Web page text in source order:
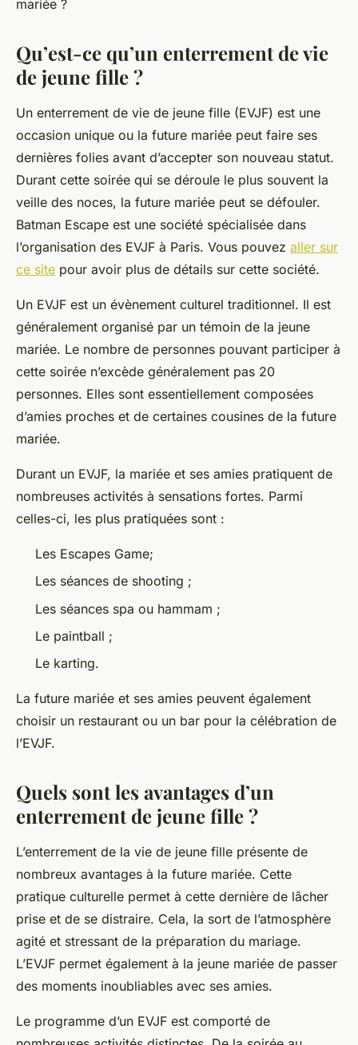
mariée ?
Qu’est-ce qu’un enterrement de vie
de jeune fille ?
Un enterrement de vie de jeune fille (EVJF) est une
occasion unique ou la future mariée peut faire ses
dernières folies avant d’accepter son nouveau statut.
Durant cette soirée qui se déroule le plus souvent la
veille des noces, la future mariée peut se défouler.
Batman Escape est une société spécialisée dans
l’organisation des EVJF à Paris. Vous pouvez aller sur
ce site pour avoir plus de détails sur cette société.
Un EVJF est un évènement culturel traditionnel. Il est
généralement organisé par un témoin de la jeune
mariée. Le nombre de personnes pouvant participer à
cette soirée n’excède généralement pas 20
personnes. Elles sont essentiellement composées
d’amies proches et de certaines cousines de la future
mariée.
Durant un EVJF, la mariée et ses amies pratiquent de
nombreuses activités à sensations fortes. Parmi
celles-ci, les plus pratiquées sont :
Les Escapes Game;
Les séances de shooting ;
Les séances spa ou hammam ;
Le paintball ;
Le karting.
La future mariée et ses amies peuvent également
choisir un restaurant ou un bar pour la célébration de
l’EVJF.
Quels sont les avantages d’un
enterrement de jeune fille ?
L’enterrement de la vie de jeune fille présente de
nombreux avantages à la future mariée. Cette
pratique culturelle permet à cette dernière de lâcher
prise et de se distraire. Cela, la sort de l’atmosphère
agité et stressant de la préparation du mariage.
L’EVJF permet également à la jeune mariée de passer
des moments inoubliables avec ses amies.
Le programme d’un EVJF est comporté de